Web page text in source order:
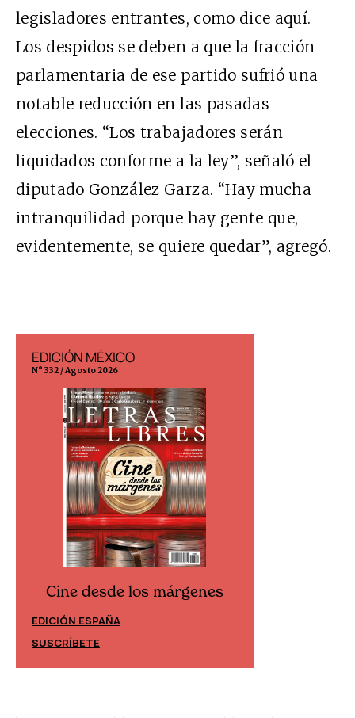
legisladores entrantes, como dice aquí.
Los despidos se deben a que la fracción
parlamentaria de ese partido sufrió una
notable reducción en las pasadas
elecciones. “Los trabajadores serán
liquidados conforme a la ley”, señaló el
diputado González Garza. “Hay mucha
intranquilidad porque hay gente que,
evidentemente, se quiere quedar”, agregó.
EDICIÓN MÉXICO
N° 332 / Agosto 2026
Cine desde los márgenes
EDICIÓN ESPAÑA
SUSCRÍBETE